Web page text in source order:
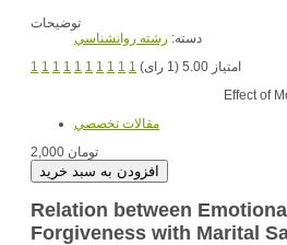
توضیحات
دسته: رشته روانشناسي
1 1 1 1 1 1 1 1 1 1
امتیاز 5.00 (1 رای)
Effect of
مقالات تخصصي
2,000 تومان
Relation between
Forgiveness with Marital